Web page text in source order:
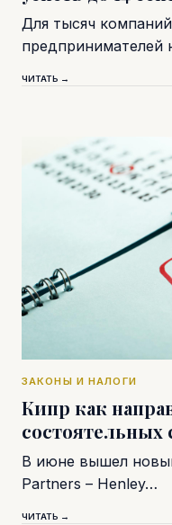
Для тысяч
предпринимателей
ЧИТАТЬ →
ЗАКОНЫ И НАЛОГИ
Кипр как
состоятельных
В июне вышел
Partners – Henley…
ЧИТАТЬ →